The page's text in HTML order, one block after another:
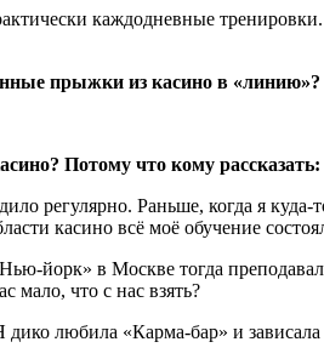
каждодневные
прыжки из касино в
Потому что кому
регулярно. Раньше, когда я
касино всё моё обучение
йорк» в Москве тогда
мало, что с нас взять?
любила «Карма-бар» и